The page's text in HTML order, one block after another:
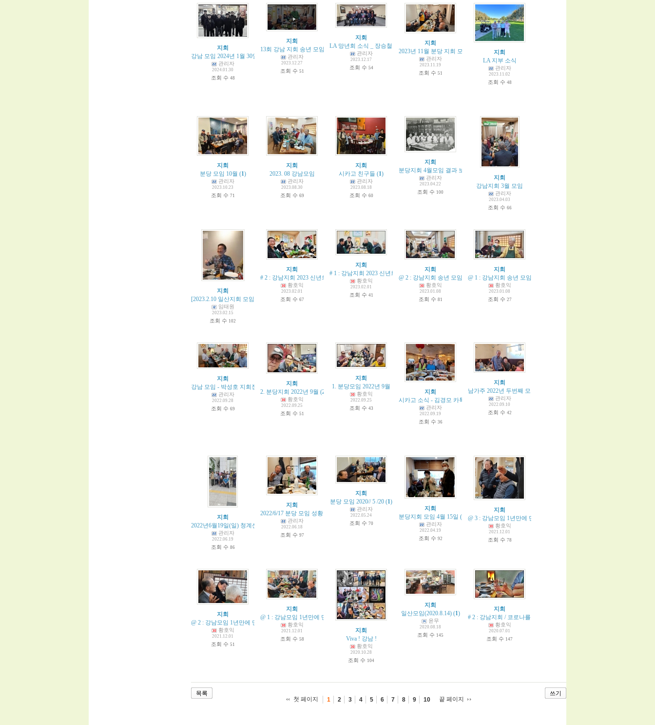
지회
강남 모임 2024년 1월 30일
관리자
2024.01.30
조회 수 48
지회
13회 강남 지회 송년 모임 2023 _ 22명 참석 (1 )
관리자
2023.12.27
조회 수 51
지회
LA 망년회 소식 _ 장승철 이영관
관리자
2023.12.17
조회 수 54
지회
2023년 11월 분당 지회 모임
관리자
2023.11.19
조회 수 51
지회
LA 지부 소식
관리자
2023.11.02
조회 수 48
지회
분당 모임 10월 (1)
관리자
2023.10.23
조회 수 71
지회
2023. 08 강남모임
관리자
2023.08.30
조회 수 69
지회
시카고 친구들 (1)
관리자
2023.08.18
조회 수 60
지회
분당지회 4월모임 결과 보고
관리자
2023.04.22
조회 수 100
지회
강남지회 3월 모임
관리자
2023.04.03
조회 수 66
지회
[2023.2.10 일산지회 모임 스케치]
2)
임태원
2023.02.15
조회 수 102
지회
# 2 : 강남지회 2023 신년회 (1.31)
황호익
2023.02.01
조회 수 67
지회
# 1 : 강남지회 2023 신년회 (1.31)
황호익
2023.02.01
조회 수 41
지회
@ 2 : 강남지회 송년 모임 / 시골집 (12.27 화) (1)
황호익
2023.01.08
조회 수 81
지회
@ 1 : 강남지회 송년 모임 / 시골집 (12.27 화)
황호익
2023.01.08
조회 수 27
지회
강남 모임 - 박성호 지회장
관리자
2022.09.28
조회 수 69
지회
2. 분당지회 2022년 9월 (2
황호익
2022.09.25
조회 수 51
지회
1. 분당모임 2022년 9월
황호익
2022.09.25
조회 수 43
지회
시카고 소식 - 김경모 카톡
관리자
2022.09.19
조회 수 36
지회
남가주 2022년 두번째 모임
관리자
2022.09.10
조회 수 42
지회
2022년6월19일(일) 청계산(제1620회) - 김석길 회장 산행기
관리자
2022.06.19
조회 수 86
지회
2022/6/17 분당 모임 성황
관리자
2022.06.18
조회 수 97
지회
분당 모임 2020// 5 /20 (1)
관리자
2022.05.24
조회 수 70
지회
분당지회 모임 4월 15일 (
관리자
2022.04.19
조회 수 92
지회
@ 3 : 강남모임 1년만에 만남 passing corona
황호익
2021.12.01
조회 수 78
지회
@ 2 : 강남모임 1년만에 만남 passing corona
황호익
2021.12.01
조회 수 51
지회
@ 1 : 강남모임 1년만에 만남 pass corona (1)
황호익
2021.12.01
조회 수 58
지회
Viva ! 강남 !
황호익
2020.10.28
조회 수 104
지회
일산모임(2020.8.14) (1)
윤무
2020.08.18
조회 수 145
지회
# 2 : 강남지회 / 코로나를 뚫고
황호익
2020.07.01
조회 수 147
목록
쓰기
첫 페이지
1 2 3 4 5 6 7 8 9 10 끝 페이지